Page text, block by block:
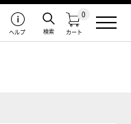
カート
0
検索
ヘルプ